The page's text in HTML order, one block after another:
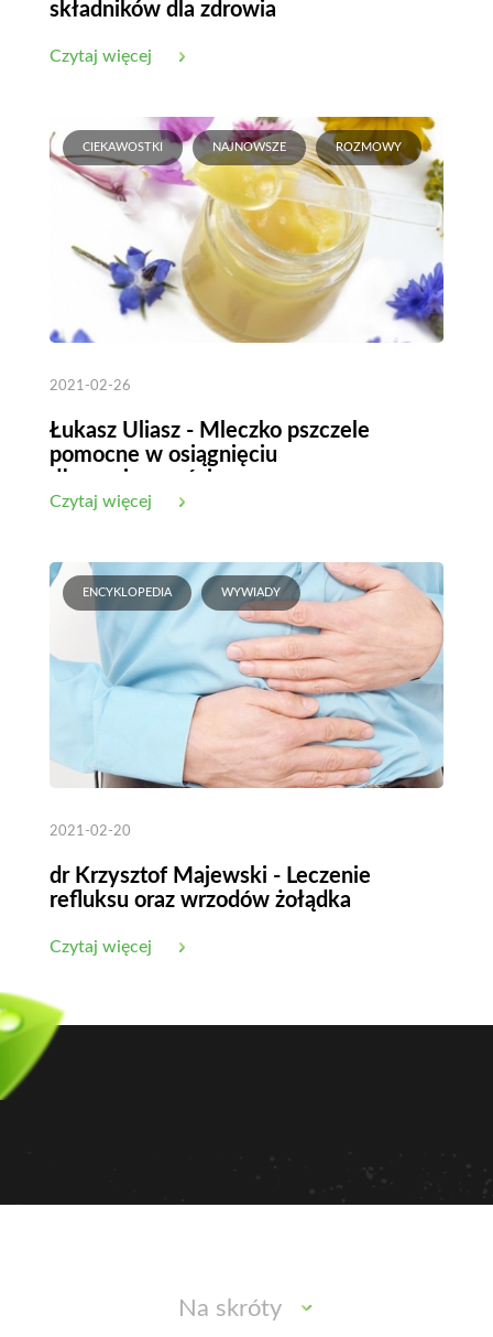
składników dla zdrowia
Czytaj więcej
CIEKAWOSTKI NAJNOWSZE ROZMOWY
2021-02-26
Łukasz Uliasz - Mleczko pszczele
pomocne w osiągnięciu
długowieczności
Czytaj więcej
ENCYKLOPEDIA WYWIADY
2021-02-20
dr Krzysztof Majewski - Leczenie
refluksu oraz wrzodów żołądka
Czytaj więcej
Na skróty